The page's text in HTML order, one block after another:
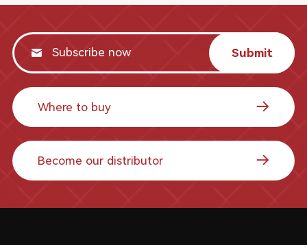
Submit
Where to buy
Become our distributor